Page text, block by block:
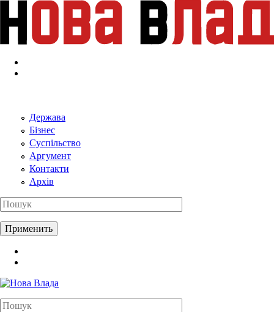
Перейти к основному содержанию
Держава
Бізнес
Суспільство
Аргумент
Контакти
Архів